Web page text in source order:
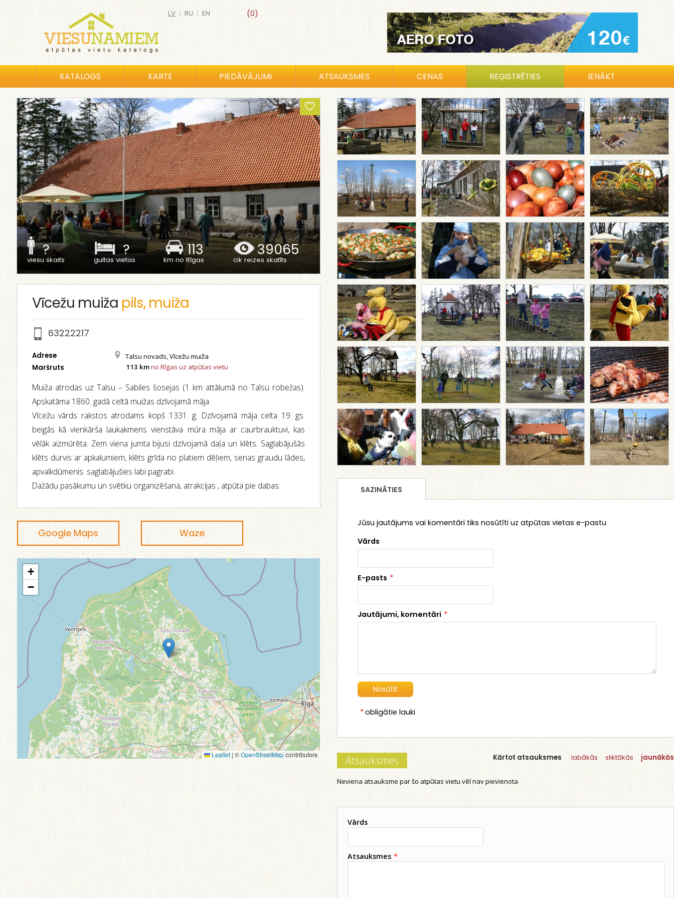
(0)
LV | RU | EN
KATALOGS KARTE PIEDĀVĀJUMI ATSAUKSMES CENAS REĢISTRĒTIES IENĀKT
?
viesu skaits
?
gultas vietas
113
km no Rīgas
39065
cik reizes skatīts
Vīcežu muiža pils, muiža
63222217
Adrese Talsu novads, Vīcežu muiža
Maršruts 113 kmno Rīgas uz atpūtas vietu
Muiža atrodas uz Talsu – Sabiles šosejas (1 km attālumā no Talsu robežas).
Apskatāma 1860. gadā celtā muižas dzīvojamā māja.
Vīcežu vārds rakstos atrodams kopš 1331. g. Dzīvojamā māja celta 19. gs.
beigās kā vienkārša laukakmens vienstāva mūra māja ar caurbrauktuvi, kas
vēlāk aizmūrēta. Zem viena jumta bijusi dzīvojamā daļa un klēts. Saglabājušās
klēts durvis ar apkalumiem, klēts grīda no platiem dēļiem, senas graudu lādes,
apvalkdūmenis. saglabājušies labi pagrabi.
Dažādu pasākumu un svētku organizēšana, atrakcijas , atpūta pie dabas.
Google Maps Waze
+
−
Leaflet | ©OpenStreetMapcontributors
SAZINĀTIES
Jūsu jautājums vai komentāri tiks nosūtīti uz atpūtas vietas e-pastu
Vārds
E-pasts *
Jautājumi, komentāri *
*obligātie lauki
Kārtot atsauksmes labākās sliktākās jaunākās
Atsauksmes
Neviena atsauksme par šo atpūtas vietu vēl nav pievienota
Vārds
Atsauksmes *